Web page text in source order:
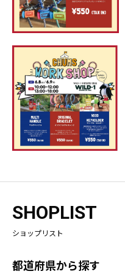
SHOPLIST
ショップリスト
都道府県から探す